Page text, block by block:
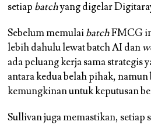
setiap batchyang digelar
Sebelum memulaibatchFMCG
lebih dahulu lewat batch AI dan
ada peluang kerja sama strategis
antara kedua belah pihak, namun
kemungkinan untuk keputusan
Sullivan juga memastikan, setiap